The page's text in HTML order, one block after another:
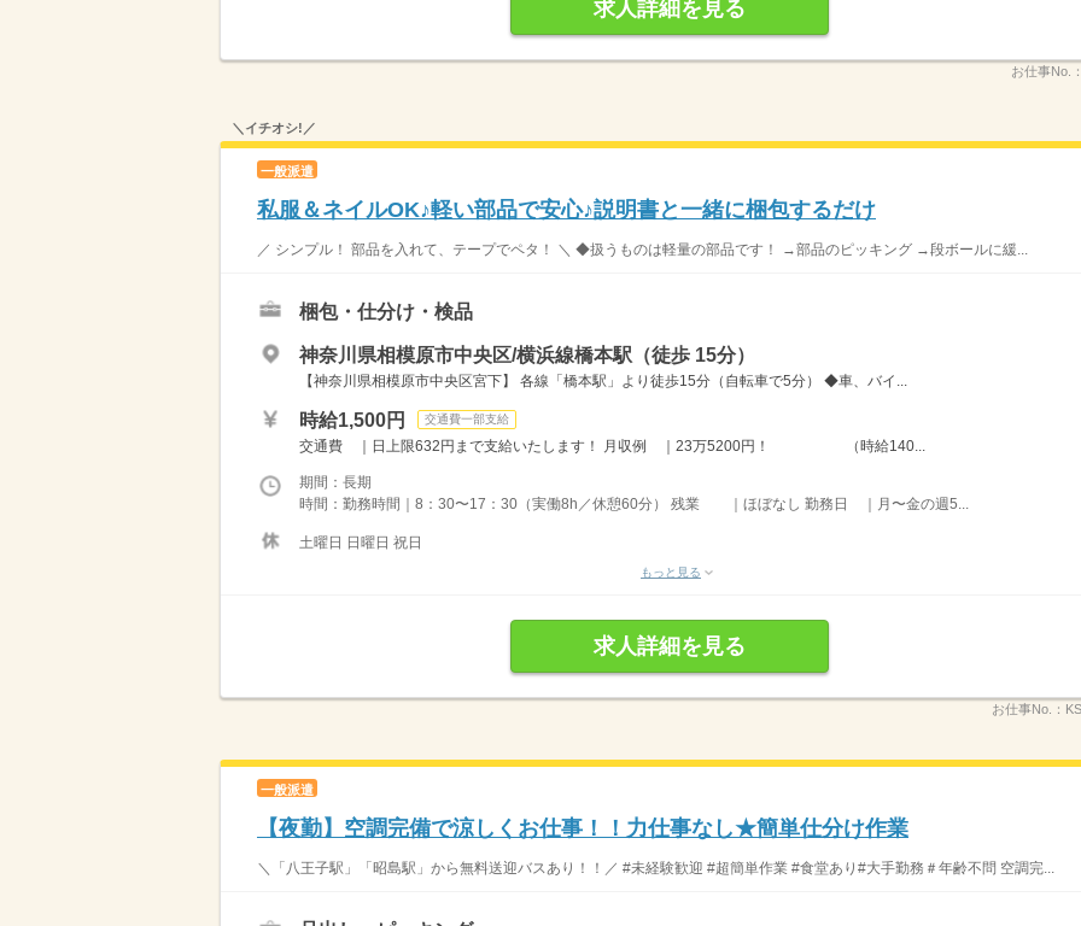
求人詳細を見る
お仕事No.：
＼イチオシ!／
一般派遣
私服＆ネイルOK♪軽い部品で安心♪説明書と一緒に梱包するだけ
／ シンプル！ 部品を入れて、テープでペタ！ ＼ ◆扱うものは軽量の部品です！ →部品のピッキング →段ボールに緩...
梱包・仕分け・検品
神奈川県相模原市中央区/横浜線橋本駅（徒歩 15分）
【神奈川県相模原市中央区宮下】 各線「橋本駅」より徒歩15分（自転車で5分） ◆車、バイ...
時給1,500円 交通費一部支給
交通費 ｜日上限632円まで支給いたします！ 月収例 ｜23万5200円！ （時給140...
期間：長期
時間：勤務時間｜8：30〜17：30（実働8h／休憩60分） 残業 ｜ほぼなし 勤務日 ｜月〜金の週5...
土曜日 日曜日 祝日
もっと見る
求人詳細を見る
お仕事No.：
一般派遣
【夜勤】空調完備で涼しくお仕事！！力仕事なし★簡単仕分け作業
＼「八王子駅」「昭島駅」から無料送迎バスあり！！／ #未経験歓迎 #超簡単作業 #食堂あり#大手勤務＃年齢不問 空調完...